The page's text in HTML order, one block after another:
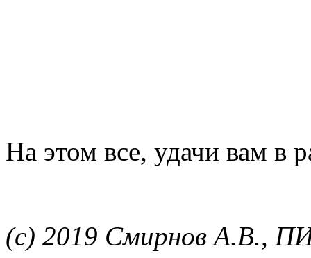
На этом все, удачи вам в
(c) 2019 Смирнов А.В.,